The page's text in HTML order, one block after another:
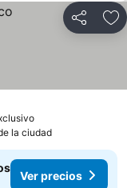
Compartir
Ver precios
la ciudad
Ver precios